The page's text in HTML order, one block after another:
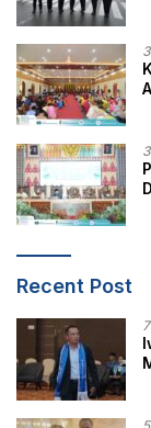
Recent Post